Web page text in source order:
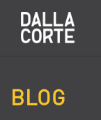
BLOG